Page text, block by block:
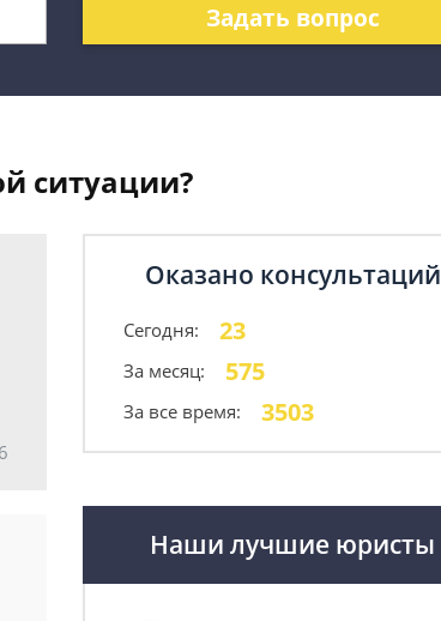
Задать вопрос
ситуации?
Оказано консультаций
Сегодня: 23
За месяц: 575
За все время: 3503
Наши лучшие юристы